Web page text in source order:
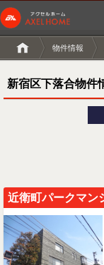
物件情報
新宿区下落合物件
近衛町パークマン